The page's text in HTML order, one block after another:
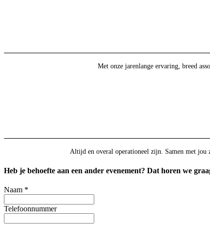
Met onze jarenlange ervaring, breed
Altijd en overal operationeel zijn. Samen met
Heb je behoefte aan een ander evenement? Dat horen we
Naam *
Telefoonnummer